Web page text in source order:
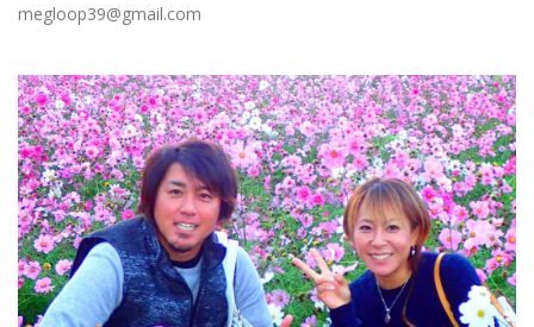
megloop39@gmail.com